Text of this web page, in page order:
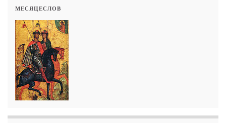
МЕСЯЦЕСЛОВ